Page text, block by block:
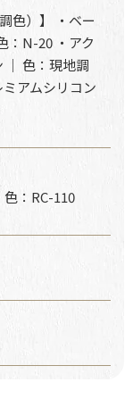
色）】 ・ベー
：N-20 ・アク
｜ 色：現地調
アムシリコン
：RC-110